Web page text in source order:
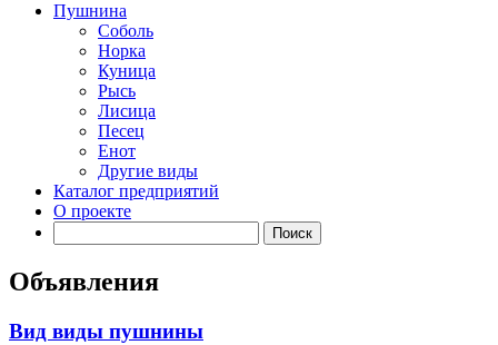
Пушнина
Соболь
Норка
Куница
Рысь
Лисица
Песец
Енот
Другие виды
Каталог предприятий
О проекте
Поиск
Объявления
Вид виды пушнины